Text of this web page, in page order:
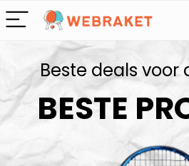
Beste deals voor
BESTE